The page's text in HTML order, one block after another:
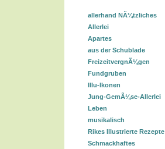
allerhand NÃ¼tzliches
Allerlei
Apartes
aus der Schublade
FreizeitvergnÃ¼gen
Fundgruben
Illu-Ikonen
Jung-GemÃ¼se-Allerlei
Leben
musikalisch
Rikes Illustrierte Rezepte
Schmackhaftes